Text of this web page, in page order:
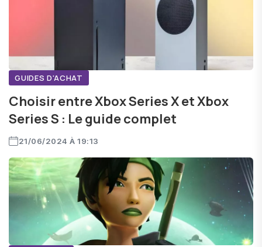
GUIDES D'ACHAT
Choisir entre Xbox Series X et Xbox
Series S : Le guide complet
21/06/2024 À 19:13